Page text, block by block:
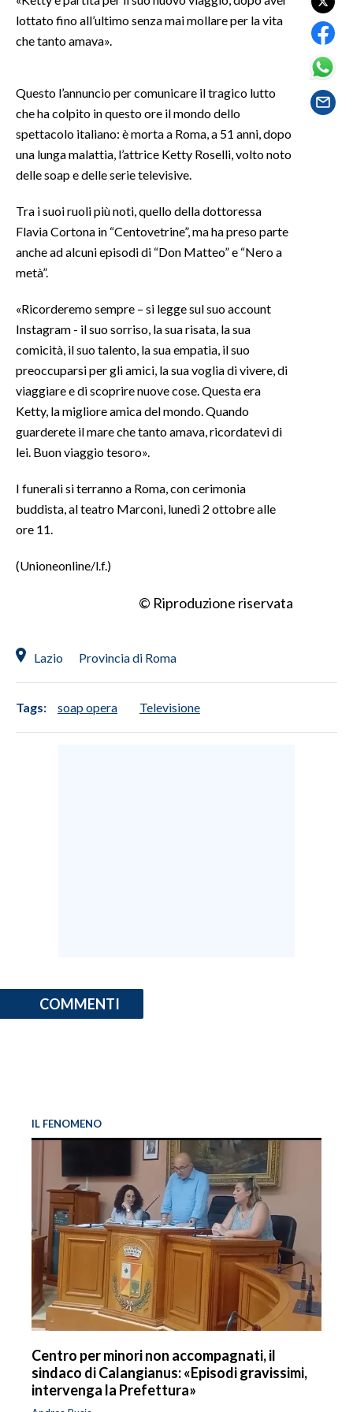
SALUTE
SARDEGNA TURISMO
SARDI NEL MONDO
NOTIZIE
EVENTI
#CARAUNIONE
3 MINUTI CON
INSULARITÀ
INFO AZIENDE
ABBONATI
ANNUNCI
NECROLOGI
PUBBLICITÀ
SPIAGGE
STORE
lottato fino all’ultimo senza mai mollare per la vita
che tanto amava».
Questo l’annuncio per comunicare il tragico lutto
che ha colpito in questo ore il mondo dello
spettacolo italiano: è morta a Roma, a 51 anni, dopo
una lunga malattia, l’attrice Ketty Roselli, volto noto
delle soap e delle serie televisive.
Tra i suoi ruoli più noti, quello della dottoressa
Flavia Cortona in “Centovetrine”, ma ha preso parte
anche ad alcuni episodi di “Don Matteo” e “Nero a
metà”.
«Ricorderemo sempre – si legge sul suo account
Instagram - il suo sorriso, la sua risata, la sua
comicità, il suo talento, la sua empatia, il suo
preoccuparsi per gli amici, la sua voglia di vivere, di
viaggiare e di scoprire nuove cose. Questa era
Ketty, la migliore amica del mondo. Quando
guarderete il mare che tanto amava, ricordatevi di
lei. Buon viaggio tesoro».
I funerali si terranno a Roma, con cerimonia
buddista, al teatro Marconi, lunedì 2 ottobre alle
ore 11.
(Unioneonline/l.f.)
© Riproduzione riservata
Lazio Provincia di Roma
Tags: soap opera Televisione
COMMENTI
IL FENOMENO
Centro per minori non accompagnati, il
sindaco di Calangianus: «Episodi gravissimi,
intervenga la Prefettura»